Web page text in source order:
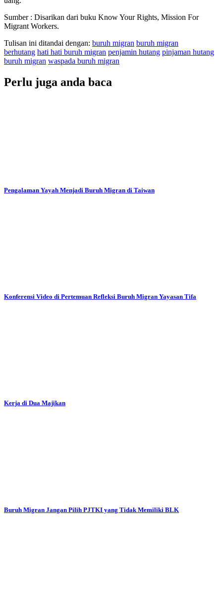
Sumber : Disarikan dari buku Know Your Rights, Mission For
Migrant Workers.
Tulisan ini ditandai dengan: buruh migran buruh migran
berhutang hati hati buruh migran penjamin hutang pinjaman hutang
buruh migran waspada buruh migran
Perlu juga anda baca
Pengalaman Yayah Menjadi Buruh Migran di Taiwan
Konferensi Video di Pertemuan Refleksi Buruh Migran Yayasan Tifa
Kerja di Dua Majikan
Buruh Migran Jangan Pilih PJTKI yang Tidak Memiliki BLK